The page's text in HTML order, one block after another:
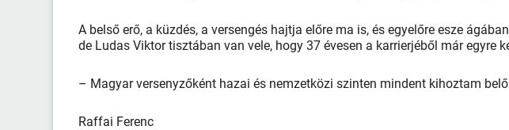
A belső erő, a küzdés, a versengés hajtja előre ma is, és egyelőre esze
de Ludas Viktor tisztában van vele, hogy 37 évesen a karrierjéből már egyre
– Magyar versenyzőként hazai és nemzetközi szinten mindent kihoztam
Raffai Ferenc